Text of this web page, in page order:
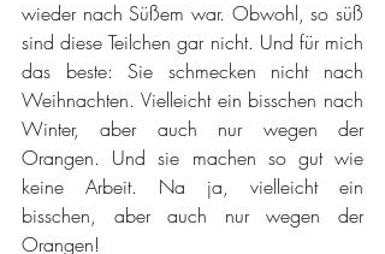
wieder nach Süßem war. Obwohl, so süß
sind diese Teilchen gar nicht. Und für mich
das beste: Sie schmecken nicht nach
Weihnachten. Vielleicht ein bisschen nach
Winter, aber auch nur wegen der
Orangen. Und sie machen so gut wie
keine Arbeit. Na ja, vielleicht ein
bisschen, aber auch nur wegen der
Orangen!